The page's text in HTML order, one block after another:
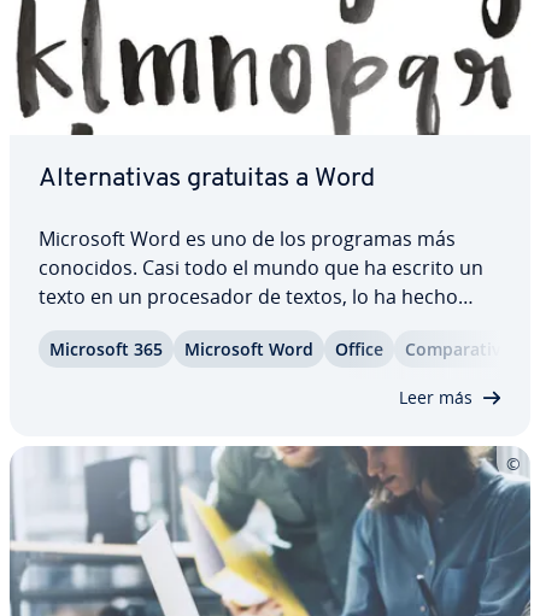
Al­te­r­na­ti­vas gratuitas a Word
Microsoft Word es uno de los programas más
conocidos. Casi todo el mundo que ha escrito un
texto en un pro­ce­sa­dor de textos, lo ha hecho
alguna vez en Word. Además, son muchas las
empresas que trabajan con él. No obstante, hay
Microsoft 365 Microsoft Word Office Co­m­pa­ra­ti­va
Leer más